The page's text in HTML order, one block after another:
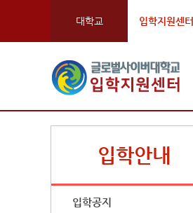
대학교 입학지원센터
입학안내
입학공지